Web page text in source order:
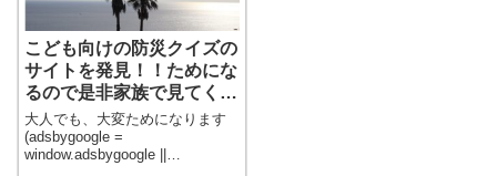
こども向けの防災クイズの
サイトを発見！！ためにな
るので是非家族で見てくだ
さい！！
大人でも、大変ためになります
(adsbygoogle =
window.adsbygoogle ||